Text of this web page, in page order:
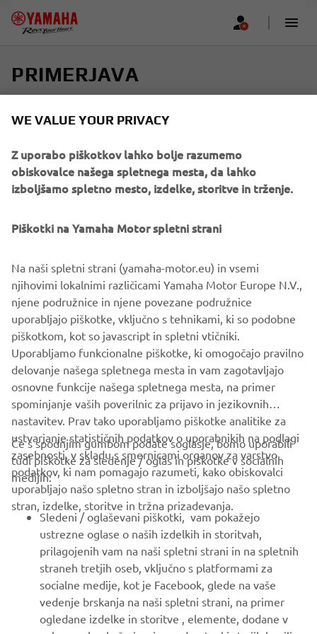
PRIMERJAVA
navzdol
PODJETJA
ZA PODJETJA
VEČ YAMAHA
PODPORA
GLASILO
Med prvimi prejmite novice o najnovejših ponudbah, posebnih
dogodkih, novih izdajah in še veliko več
Flip to landscape
For optimal functionality, turn your phone to
landscape mode
POTRDI
WE VALUE YOUR PRIVACY
Z uporabo piškotkov lahko bolje razumemo
obiskovalce našega spletnega mesta, da lahko
izboljšamo spletno mesto, izdelke, storitve in trženje.
Piškotki na Yamaha Motor spletni strani
Na naši spletni strani (yamaha-motor.eu) in vsemi
njihovimi lokalnimi različicami Yamaha Motor Europe N.V.,
njene podružnice in njene povezane podružnice
uporabljajo piškotke, vključno s tehnikami, ki so podobne
piškotkom, kot so javascript in spletni vtičniki.
Uporabljamo funkcionalne piškotke, ki omogočajo pravilno
delovanje našega spletnega mesta in vam zagotavljajo
osnovne funkcije našega spletnega mesta, na primer
spominjanje vaših poverilnic za prijavo in jezikovnih
nastavitev. Prav tako uporabljamo piškotke analitike za
ustvarjanje statističnih podatkov o uporabnikih na podlagi
zasebnosti, v skladu s smernicami organov za varstvo
podatkov, ki nam pomagajo razumeti, kako obiskovalci
uporabljajo našo spletno stran in izboljšajo našo spletno
stran, izdelke, storitve in tržna prizadevanja.
Če s spodnjim gumbom podate soglasje, bomo uporabili
tudi piškotke za sledenje / oglas in piškotke v socialnih
medijih:
Sledeni / oglaševani piškotki, vam pokažejo
ustrezne oglase o naših izdelkih in storitvah,
prilagojenih vam na naši spletni strani in na spletnih
straneh tretjih oseb, vključno s platformami za
socialne medije, kot je Facebook, glede na vaše
vedenje brskanja na naši spletni strani, na primer
ogledane izdelke in storitve , elemente, dodane v